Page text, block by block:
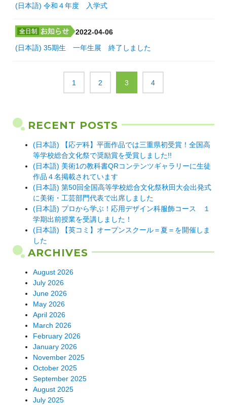
(日本語) 令和４年度 入学式
2022-04-06
(日本語) 35期生 一年生展 終了しました
1 2 3 4
RECENT POSTS
(日本語) 【応デ科】平面作品では三重県初受賞！全国高
等学校総合文化祭で奨励賞を受賞しました!!
(日本語) 美術1の教科書QRコンテンツギャラリーに生徒
作品４名掲載されています
(日本語) 第50回全国高等学校総合文化祭秋田大会出発式
に美術・工芸部門代表で出席しました
(日本語) プロから学ぶ！応用デザイン科服飾コース １
学期出前授業を受講しました！
(日本語) 【英コミ】オープンスクール＝夏＝を開催しま
した
ARCHIVES
August 2026
July 2026
June 2026
May 2026
April 2026
March 2026
February 2026
January 2026
November 2025
October 2025
September 2025
August 2025
July 2025